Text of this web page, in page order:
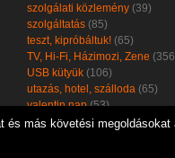
szolgálati közlemény (39)
szolgáltatás (85)
teszt, kipróbáltuk! (65)
TV, Hi-Fi, Házimozi, Zene
USB kütyük (106)
utazás, hotel, szálloda (65)
valentin nap(53)
zöld, öko, környezetbarát
és más követési